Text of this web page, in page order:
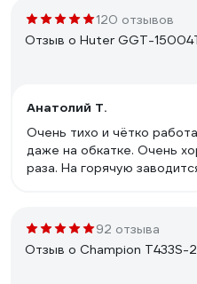
120 отзывов
Отзыв о Huter GGT-
Анатолий Т.
Очень тихо и чётко
даже на обкатке. Очень
раза. На горячую
бензина. Неплохая
случайно перевернулся
пострадал. Даже обороты
Масло в цилиндр не
92 отзыва
Отзыв о Champion Т433S-